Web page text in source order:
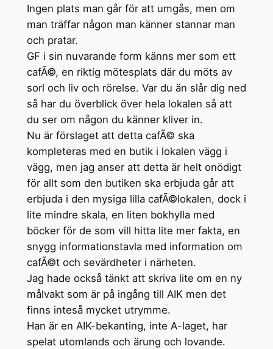
Ingen plats man går för att umgås, men om
man träffar någon man känner stannar man
och pratar.
GF i sin nuvarande form känns mer som ett
cafÃ©, en riktig mötesplats där du möts av
sorl och liv och rörelse. Var du än slår dig ned
så har du överblick över hela lokalen så att
du ser om någon du känner kliver in.
Nu är förslaget att detta cafÃ© ska
kompleteras med en butik i lokalen vägg i
vägg, men jag anser att detta är helt onödigt
för allt som den butiken ska erbjuda går att
erbjuda i den mysiga lilla cafÃ©lokalen, dock i
lite mindre skala, en liten bokhylla med
böcker för de som vill hitta lite mer fakta, en
snygg informationstavla med information om
cafÃ©t och sevärdheter i närheten.
Jag hade också tänkt att skriva lite om en ny
målvakt som är på ingång till AIK men det
finns inteså mycket utrymme.
Han är en AIK-bekanting, inte A-laget, har
spelat utomlands och ärung och lovande.